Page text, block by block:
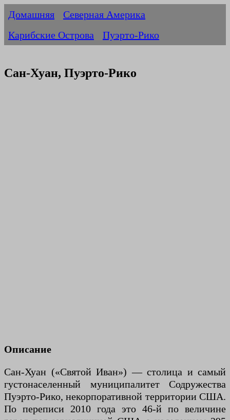
Домашняя
Северная Америка
Карибские Острова
Пуэрто-Рико
Сан-Хуан, Пуэрто-Рико
Описание
Сан-Хуан («Святой Иван») — столица и самый
густонаселенный муниципалитет Содружества
Пуэрто-Рико, некорпоративной территории США.
По переписи 2010 года это 46-й по величине